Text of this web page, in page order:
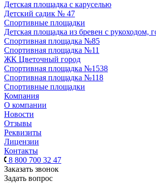
Детская площадка с каруселью
Детский садик № 47
Спортивные площадки
Детская площадка из бревен с рукоходом,
Спортивная площадка №85
Спортивная площадка №11
ЖК Цветочный город
Спортивная площадка №1538
Спортивная площадка №118
Спортивные площадки
Компания
О компании
Новости
Отзывы
Реквизиты
Лицензии
Контакты
8 800 700 32 47
Заказать звонок
Задать вопрос